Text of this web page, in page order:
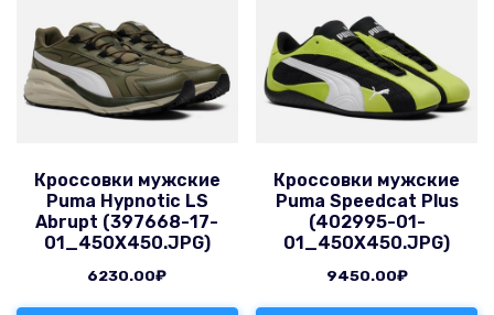
Кроссовки мужские
Puma Hypnotic LS
Abrupt (397668-17-
01_450X450.JPG)
6230.00₽
Кроссовки мужские
Puma Speedcat Plus
(402995-01-
01_450X450.JPG)
9450.00₽